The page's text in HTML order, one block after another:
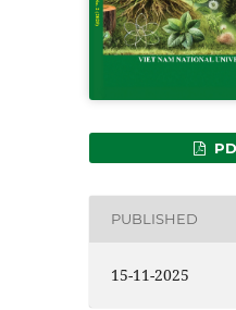
PUBLISHED
15-11-2025